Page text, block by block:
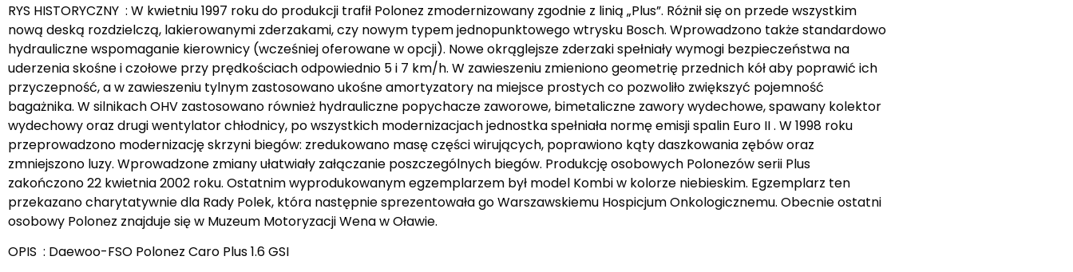
RYS HISTORYCZNY : W kwietniu 1997 roku do produkcji trafił Polonez zmodernizowany zgodnie z linią „Plus”. Różnił się on przede wszystkim
nową deską rozdzielczą, lakierowanymi zderzakami, czy nowym typem jednopunktowego wtrysku Bosch. Wprowadzono także standardowo
hydrauliczne wspomaganie kierownicy (wcześniej oferowane w opcji). Nowe okrąglejsze zderzaki spełniały wymogi bezpieczeństwa na
uderzenia skośne i czołowe przy prędkościach odpowiednio 5 i 7 km/h. W zawieszeniu zmieniono geometrię przednich kół aby poprawić ich
przyczepność, a w zawieszeniu tylnym zastosowano ukośne amortyzatory na miejsce prostych co pozwoliło zwiększyć pojemność
bagażnika. W silnikach OHV zastosowano również hydrauliczne popychacze zaworowe, bimetaliczne zawory wydechowe, spawany kolektor
wydechowy oraz drugi wentylator chłodnicy, po wszystkich modernizacjach jednostka spełniała normę emisji spalin Euro II . W 1998 roku
przeprowadzono modernizację skrzyni biegów: zredukowano masę części wirujących, poprawiono kąty daszkowania zębów oraz
zmniejszono luzy. Wprowadzone zmiany ułatwiały załączanie poszczególnych biegów. Produkcję osobowych Polonezów serii Plus
zakończono 22 kwietnia 2002 roku. Ostatnim wyprodukowanym egzemplarzem był model Kombi w kolorze niebieskim. Egzemplarz ten
przekazano charytatywnie dla Rady Polek, która następnie sprezentowała go Warszawskiemu Hospicjum Onkologicznemu. Obecnie ostatni
osobowy Polonez znajduje się w Muzeum Motoryzacji Wena w Oławie.
OPIS : Daewoo-FSO Polonez Caro Plus 1.6 GSI